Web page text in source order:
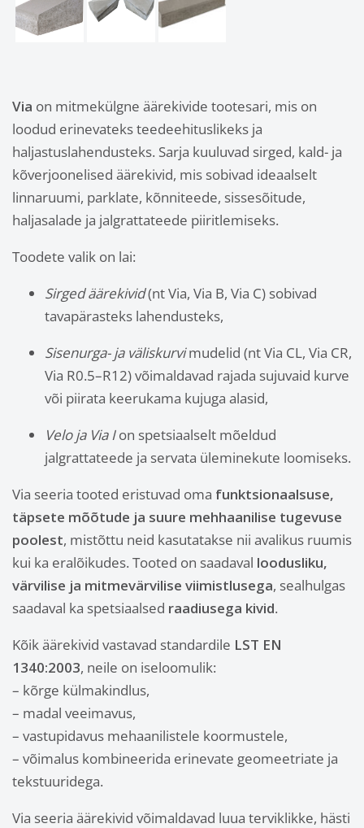
Via on mitmekülgne äärekivide tootesari, mis on
loodud erinevateks teedeehituslikeks ja
haljastuslahendusteks. Sarja kuuluvad sirged, kald- ja
kõverjoonelised äärekivid, mis sobivad ideaalselt
linnaruumi, parklate, kõnniteede, sissesõitude,
haljasalade ja jalgrattateede piiritlemiseks.
Toodete valik on lai:
Sirged äärekivid(nt Via, Via B, Via C) sobivad
tavapärasteks lahendusteks,
Sisenurga- ja väliskurvimudelid (nt Via CL, Via CR,
Via R0.5–R12) võimaldavad rajada sujuvaid kurve
või piirata keerukama kujuga alasid,
Velo ja Via Ion spetsiaalselt mõeldud
jalgrattateede ja servata üleminekute loomiseks.
Via seeria tooted eristuvad oma funktsionaalsuse,
täpsete mõõtude ja suure mehhaanilise tugevuse
poolest, mistõttu neid kasutatakse nii avalikus ruumis
kui ka eralõikudes. Tooted on saadaval loodusliku,
värvilise ja mitmevärvilise viimistlusega, sealhulgas
saadaval ka spetsiaalsed raadiusega kivid.
Kõik äärekivid vastavad standardile LST EN
1340:2003, neile on iseloomulik:
– kõrge külmakindlus,
– madal veeimavus,
– vastupidavus mehaanilistele koormustele,
– võimalus kombineerida erinevate geomeetriate ja
tekstuuridega.
Via seeria äärekivid võimaldavad luua terviklikke, hästi